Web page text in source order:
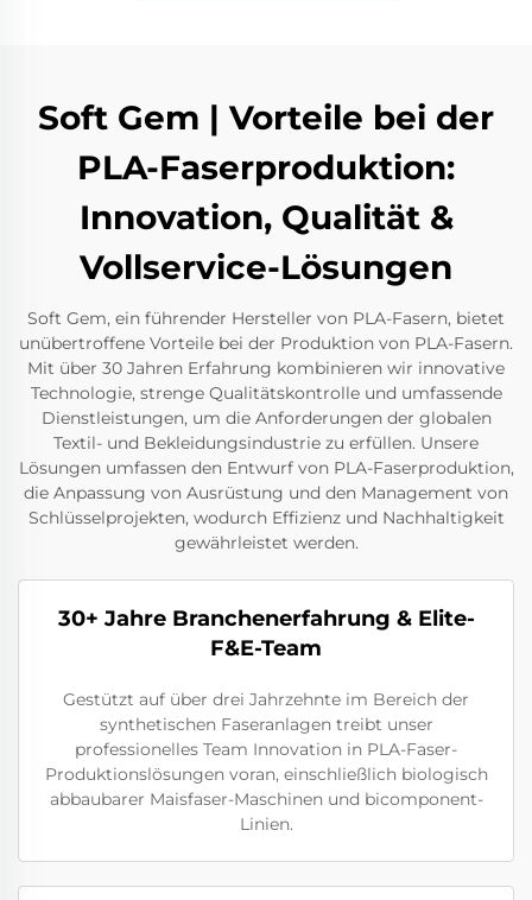
Soft Gem | Vorteile bei der
PLA-Faserproduktion:
Innovation, Qualität &
Vollservice-Lösungen
Soft Gem, ein führender Hersteller von PLA-Fasern, bietet
unübertroffene Vorteile bei der Produktion von PLA-Fasern.
Mit über 30 Jahren Erfahrung kombinieren wir innovative
Technologie, strenge Qualitätskontrolle und umfassende
Dienstleistungen, um die Anforderungen der globalen
Textil- und Bekleidungsindustrie zu erfüllen. Unsere
Lösungen umfassen den Entwurf von PLA-Faserproduktion,
die Anpassung von Ausrüstung und den Management von
Schlüsselprojekten, wodurch Effizienz und Nachhaltigkeit
gewährleistet werden.
30+ Jahre Branchenerfahrung & Elite-
F&E-Team
Gestützt auf über drei Jahrzehnte im Bereich der
synthetischen Faseranlagen treibt unser
professionelles Team Innovation in PLA-Faser-
Produktionslösungen voran, einschließlich biologisch
abbaubarer Maisfaser-Maschinen und bicomponent-
Linien.